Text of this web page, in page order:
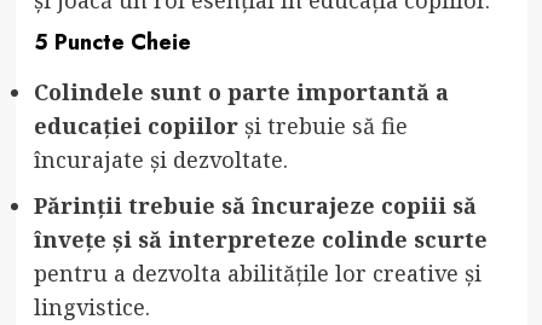
5 Puncte Cheie
Colindele sunt o parte importantă a
educației copiilorși trebuie să fie
încurajate și dezvoltate.
Părinții trebuie să încurajeze copiii să
învețe și să interpreteze colinde scurte
pentru a dezvolta abilitățile lor creative și
lingvistice.